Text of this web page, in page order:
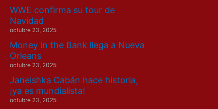
WWE confirma su tour de
Navidad
octubre 23, 2025
Money in the Bank llega a Nueva
Orleans
octubre 23, 2025
Janeishka Cabán hace historia,
¡ya es mundialista!
octubre 23, 2025